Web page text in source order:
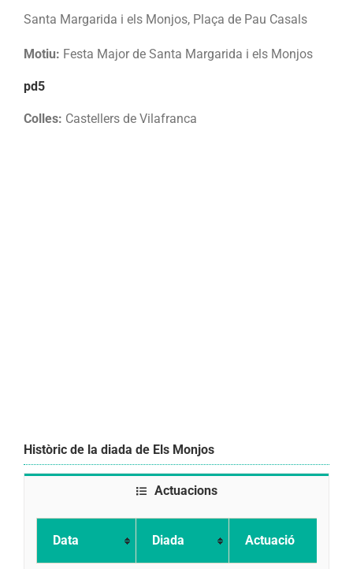
Santa Margarida i els Monjos, Plaça de Pau Casals
Motiu: Festa Major de Santa Margarida i els Monjos
pd5
Colles: Castellers de Vilafranca
Històric de la diada de Els Monjos
Actuacions
Data Diada Actuació